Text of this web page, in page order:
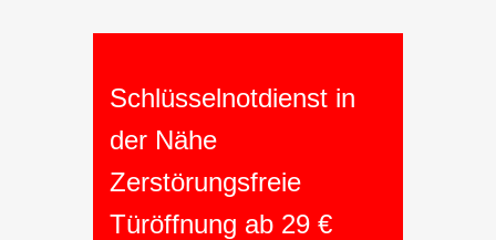
Schlüsselnotdienst in
der Nähe
Zerstörungsfreie
Türöffnung ab 29 €